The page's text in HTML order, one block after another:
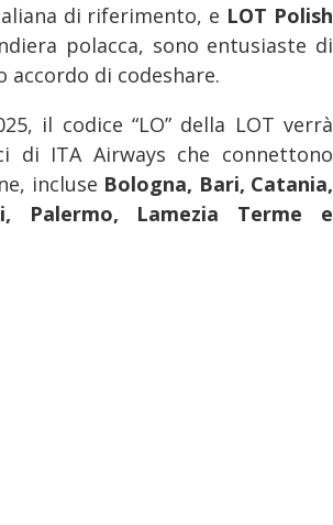
di riferimento, e LOT Polish
polacca, sono entusiaste di
accordo di codeshare.
il codice “LO” della LOT verrà
di ITA Airways che connettono
incluse Bologna, Bari, Catania,
Palermo, Lamezia Terme e